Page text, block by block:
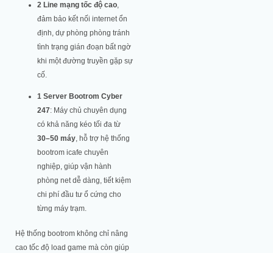
2 Line mạng tốc độ cao,
đảm bảo kết nối internet ổn
định, dự phòng phòng tránh
tình trạng gián đoạn bất ngờ
khi một đường truyền gặp sự
cố.
1 Server Bootrom Cyber
247: Máy chủ chuyên dụng
có khả năng kéo tối đa từ
30–50 máy, hỗ trợ hệ thống
bootrom icafe chuyên
nghiệp, giúp vận hành
phòng net dễ dàng, tiết kiệm
chi phí đầu tư ổ cứng cho
từng máy trạm.
Hệ thống bootrom không chỉ nâng
cao tốc độ load game mà còn giúp